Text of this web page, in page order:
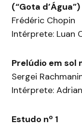
(“Gota d’Água”)
Frédéric Chopin
Intérprete: Luan
Prelúdio em sol
Sergei
Intérprete:
Estudo nº 1